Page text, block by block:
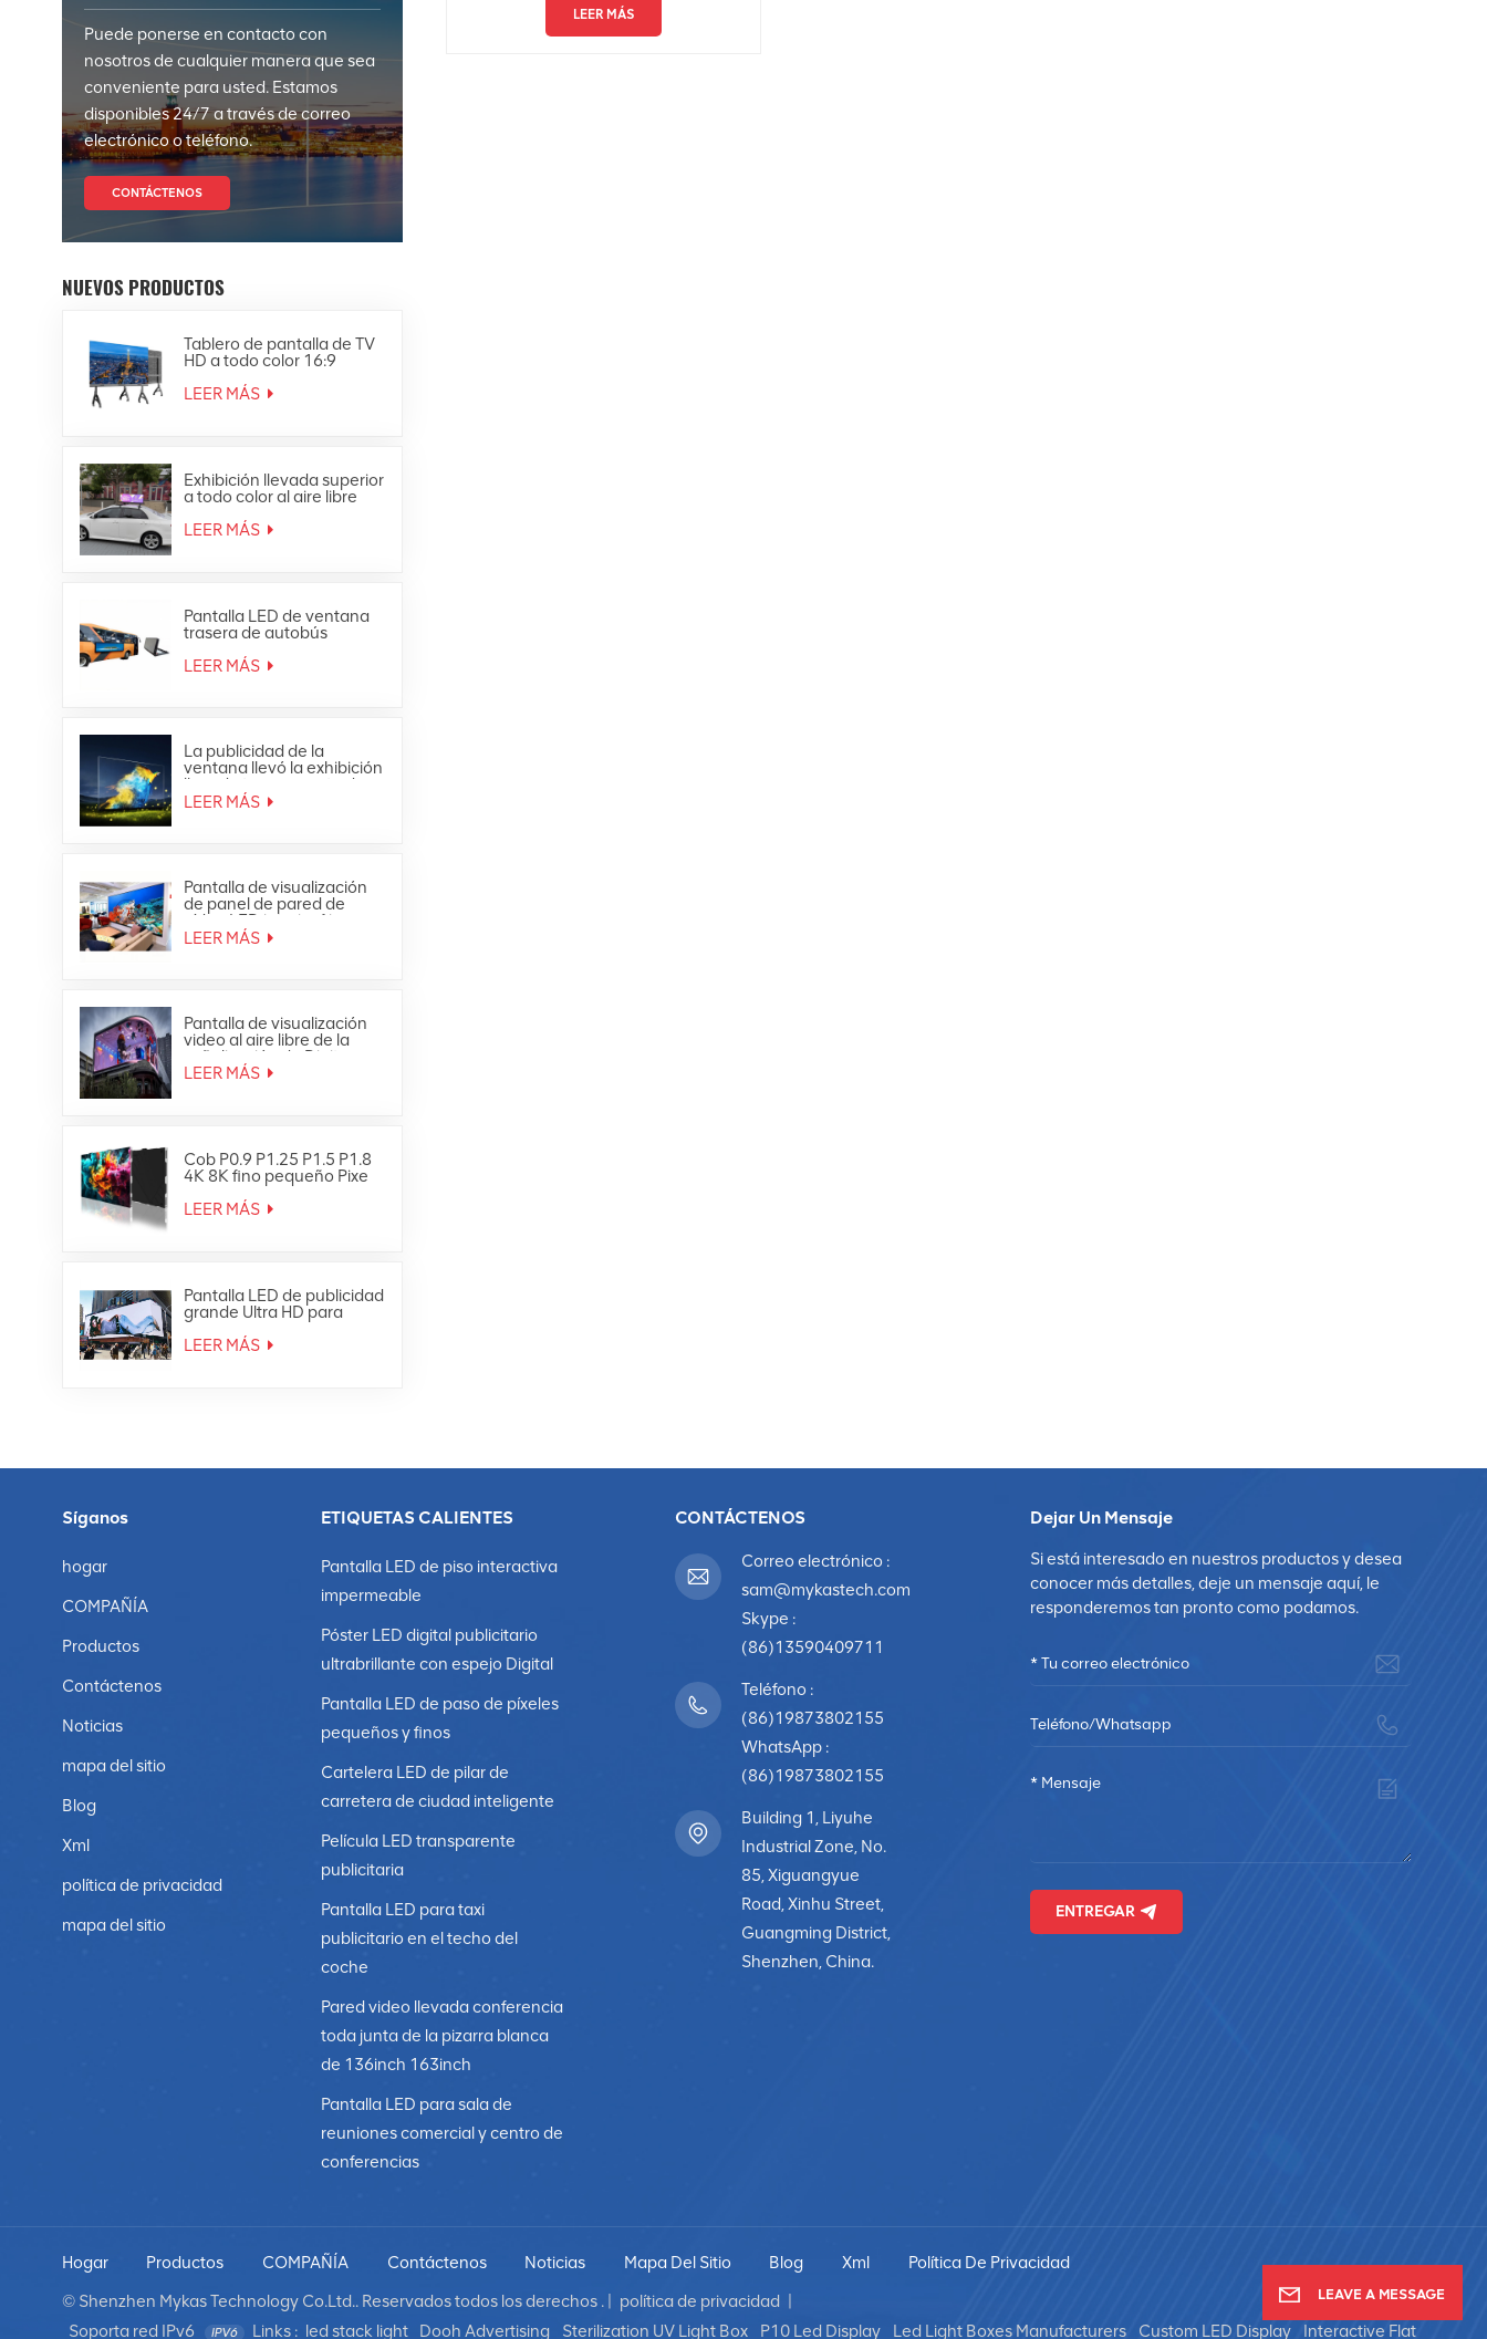
Puede ponerse en contacto con
nosotros de cualquier manera que sea
conveniente para usted. Estamos
disponibles 24/7 a través de correo
electrónico o teléfono.
CONTÁCTENOS
NUEVOS PRODUCTOS
Tablero de pantalla de TV
HD a todo color 16:9
4K
LEER MÁS
Exhibición llevada superior
a todo color al aire libre
publicidad móvil del techo
LEER MÁS
Pantalla LED de ventana
trasera de autobús
para exteriores
LEER MÁS
La publicidad de la
ventana llevó la exhibición
llevada transparente de
cristal de la malla de la
LEER MÁS
Pantalla de visualización
de panel de pared de
vídeo LED interior fija
ultrafina Full HD
LEER MÁS
Pantalla de visualización
video al aire libre de la
señalización de Digitaces
de la pared de la prenda
LEER MÁS
Cob P0.9 P1.25 P1.5 P1.8
4K 8K fino pequeño Pixe
Led TV Video Wall
LEER MÁS
Pantalla LED de publicidad
grande Ultra HD para
exteriores 4K
LEER MÁS
LEER MÁS
Síganos
hogar
COMPAÑÍA
Productos
Contáctenos
Noticias
mapa del sitio
Blog
Xml
política de privacidad
mapa del sitio
ETIQUETAS CALIENTES
Pantalla LED de piso interactiva
impermeable
Póster LED digital publicitario
ultrabrillante con espejo Digital
Pantalla LED de paso de píxeles
pequeños y finos
Cartelera LED de pilar de
carretera de ciudad inteligente
Película LED transparente
publicitaria
Pantalla LED para taxi
publicitario en el techo del
coche
Pared video llevada conferencia
toda junta de la pizarra blanca
de 136inch 163inch
Pantalla LED para sala de
reuniones comercial y centro de
conferencias
CONTÁCTENOS
Correo electrónico :
sam@mykastech.com
Skype :
(86)13590409711
Teléfono :
(86)19873802155
WhatsApp :
(86)19873802155
Building 1, Liyuhe
Industrial Zone, No.
85, Xiguangyue
Road, Xinhu Street,
Guangming District,
Shenzhen, China.
Dejar Un Mensaje
Si está interesado en nuestros productos y desea
conocer más detalles, deje un mensaje aquí, le
responderemos tan pronto como podamos.
ENTREGAR
Hogar Productos COMPAÑÍA Contáctenos Noticias Mapa Del Sitio Blog Xml
Política De Privacidad
© Shenzhen Mykas Technology Co.Ltd.. Reservados todos los derechos . |
política de privacidad
Soporta red IPv6
Links : led stack light Dooh Advertising Sterilization UV Light Box P10 Led Display Led Light Boxes Manufacturers Custom LED Display Interactive Flat
LEAVE A MESSAGE